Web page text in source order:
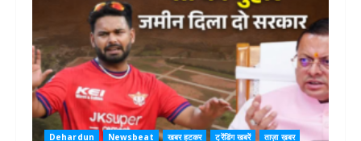
Dehardun Newsbeat खबर हटकर ट्रेंडिंग खबरें
ताज़ा ख़बर